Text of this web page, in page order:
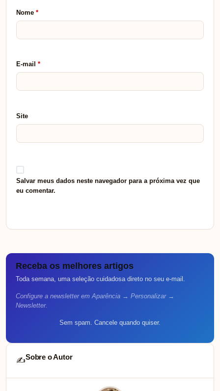
Nome *
E-mail *
Site
Salvar meus dados neste navegador para a próxima vez que
eu comentar.
Receba os melhores artigos
Toda semana, uma seleção cuidadosa direto no seu e-mail.
Configure a newsletter em Aparência → Personalizar →
Newsletter.
Sem spam. Cancele quando quiser.
✍️Sobre o Autor